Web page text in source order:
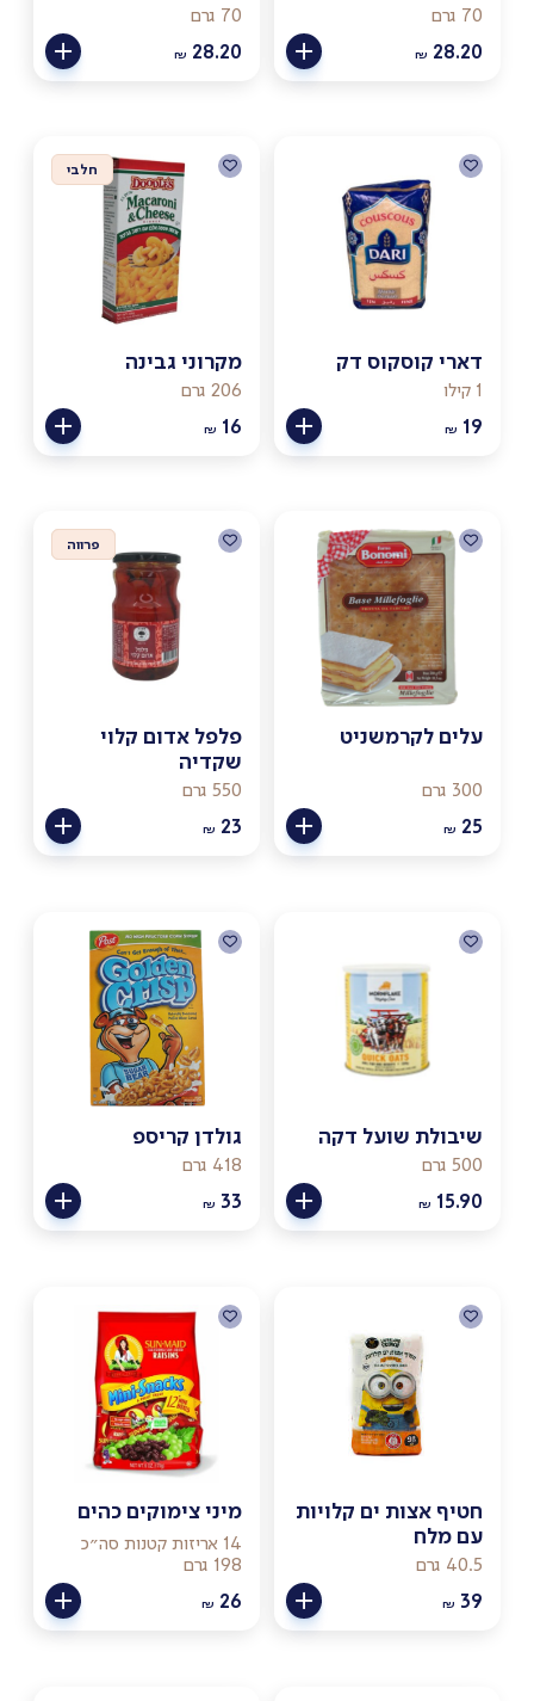
70 גרם
₪ 28.20
70 גרם
₪ 28.20
דארי קוסקוס דק
1 קילו
₪ 19
חלבי
מקרוני גבינה
206 גרם
₪ 16
עלים לקרמשניט
300 גרם
₪ 25
פרווה
פרווה
פלפל אדום קלוי
שקדיה
550 גרם
₪ 23
שיבולת שועל דקה
500 גרם
₪ 15.90
גולדן קריספ
418 גרם
₪ 33
חטיף אצות ים קלויות
עם מלח
40.5 גרם
₪ 39
מיני צימוקים כהים
14 אריזות קטנות סה״כ
198 גרם
₪ 26